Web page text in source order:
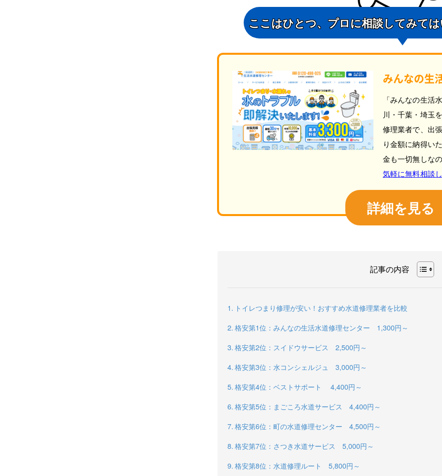
ここはひとつ、 プロに相談してみて
みんなの生
「みんなの生活
川・千葉・埼玉
修理業者で、出
り金額に納得い
金も一切無しな
気軽に無料相談
詳細を見る
記事の内容
トイレつまり修理が安い！おすすめ水道修理業者を比較
格安第1位：みんなの生活水道修理センター 1,300円～
格安第2位：スイドウサービス 2,500円～
格安第3位：水コンシェルジュ 3,000円～
格安第4位：ベストサポート 4,400円～
格安第5位：まごころ水道サービス 4,400円～
格安第6位：町の水道修理センター 4,500円～
格安第7位：さつき水道サービス 5,000円～
格安第8位：水道修理ルート 5,800円～